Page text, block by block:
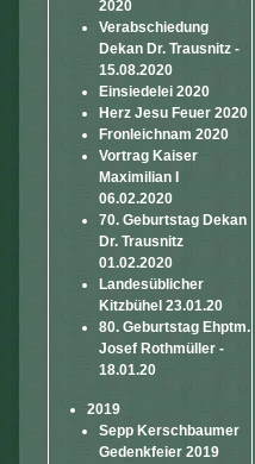
2020
Verabschiedung
Dekan Dr. Trausnitz -
15.08.2020
Einsiedelei 2020
Herz Jesu Feuer 2020
Fronleichnam 2020
Vortrag Kaiser
Maximilian I
06.02.2020
70. Geburtstag Dekan
Dr. Trausnitz
01.02.2020
Landesüblicher
Kitzbühel 23.01.20
80. Geburtstag Ehptm.
Josef Rothmüller -
18.01.20
2019
Sepp Kerschbaumer
Gedenkfeier 2019